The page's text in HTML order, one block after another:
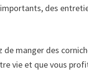
des
de manger des
vie et que vous